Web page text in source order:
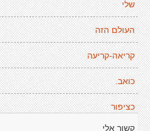
שלי
העולם הזה
קריאה-קריעה
כואב.
כציפור
קשור אלי